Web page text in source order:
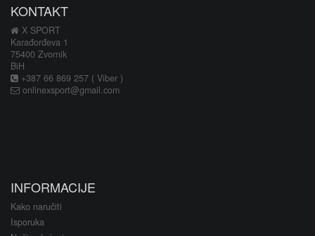
KONTAKT
X SPORT
Karađorđeva 1
75400 Zvornik
BiH
+387 66 869 257 ( Viber )
onlinexsport@gmail.com
INFORMACIJE
Kako naručiti
Isporuka